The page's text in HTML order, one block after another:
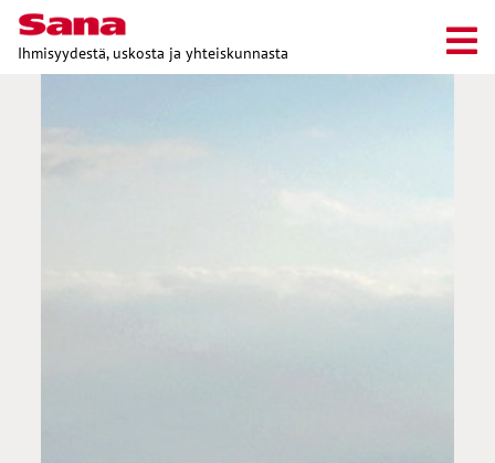
Ihmisyydestä, uskosta ja yhteiskunnasta